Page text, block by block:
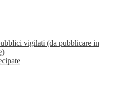
vigilati (da pubblicare in